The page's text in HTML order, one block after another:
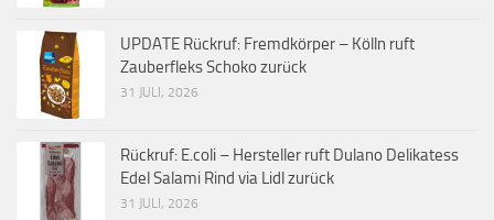
UPDATE Rückruf: Fremdkörper – Kölln ruft
Zauberfleks Schoko zurück
31 JULI, 2026
Rückruf: E.coli – Hersteller ruft Dulano Delikatess
Edel Salami Rind via Lidl zurück
31 JULI, 2026